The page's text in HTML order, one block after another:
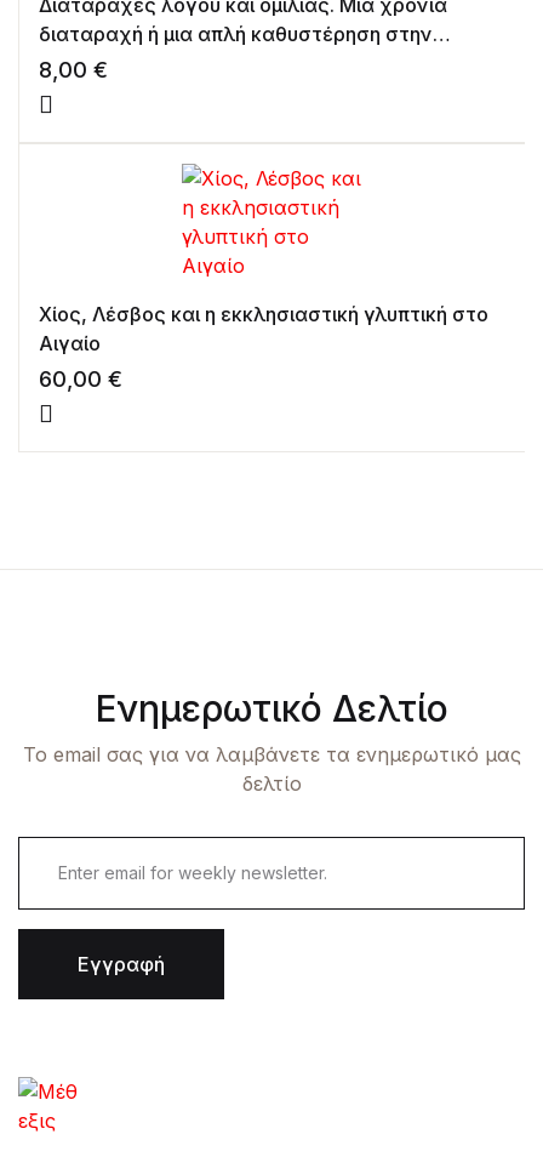
διαταραχή ή μια απλή καθυστέρηση στην
επικοινωνία; Μικρά διαγνωστικά και
θεραπευτικά βήματα
8,00 €
Χίος, Λέσβος και η εκκλησιαστική γλυπτική στο
Αιγαίο
60,00 €
Ενημερωτικό Δελτίο
Το email σας για να λαμβάνετε τα ενημερωτικό μας
δελτίο
Εγγραφή